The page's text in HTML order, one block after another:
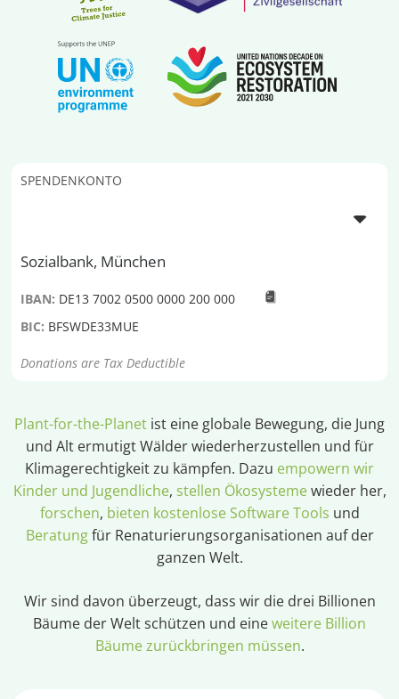
SPENDENKONTO
Sozialbank, München
IBAN: DE13 7002 0500 0000 200 000
BIC: BFSWDE33MUE
Donations are Tax Deductible
Plant-for-the-Planet ist eine globale Bewegung, die Jung
und Alt ermutigt Wälder wiederherzustellen und für
Klimagerechtigkeit zu kämpfen. Dazu empowern wir
Kinder und Jugendliche, stellen Ökosystemewieder her,
forschen, bieten kostenlose Software Tools und
Beratungfür Renaturierungsorganisationen auf der
ganzen Welt.
Wir sind davon überzeugt, dass wir die drei Billionen
Bäume der Welt schützen und eineweitere Billion
Bäume zurückbringen müssen.